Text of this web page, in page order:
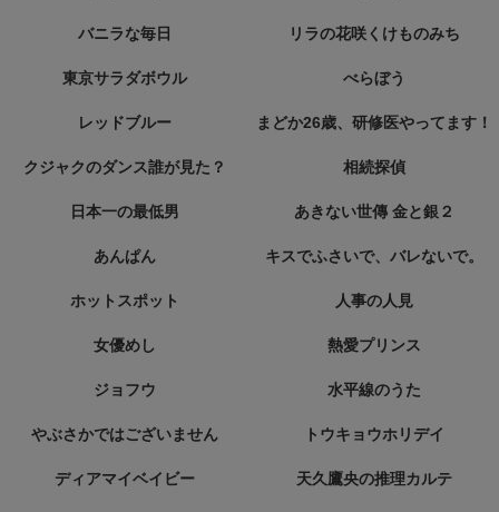
バニラな毎日 リラの花咲くけものみち
東京サラダボウル べらぼう
レッドブルー まどか26歳、研修医やってます！
クジャクのダンス誰が見た？ 相続探偵
日本一の最低男 あきない世傳 金と銀２
あんぱん キスでふさいで、バレないで。
ホットスポット 人事の人見
女優めし 熱愛プリンス
ジョフウ 水平線のうた
やぶさかではございません トウキョウホリデイ
ディアマイベイビー 天久鷹央の推理カルテ